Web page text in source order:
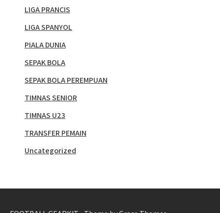
LIGA PRANCIS
LIGA SPANYOL
PIALA DUNIA
SEPAK BOLA
SEPAK BOLA PEREMPUAN
TIMNAS SENIOR
TIMNAS U23
TRANSFER PEMAIN
Uncategorized